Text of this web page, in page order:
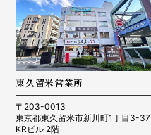
東久留米営業所
〒203-0013
東京都東久留米市新川町1丁目3-37
KRビル 2階